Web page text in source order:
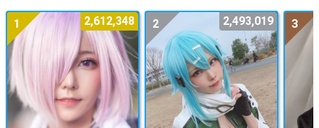
1 2,612,348 2 2,493,019 3